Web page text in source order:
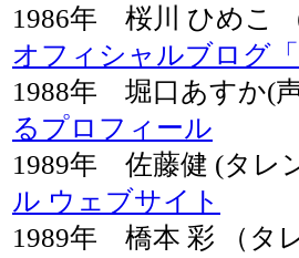
1986年 桜川 ひめ
オフィシャルブログ
1988年 堀口あす
るプロフィール
1989年 佐藤健 (タ
ル ウェブサイト
1989年 橋本 彩 （タ